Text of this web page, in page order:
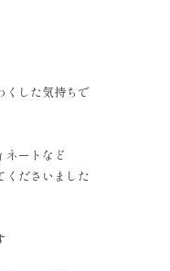
くした気持ちで
ネートなど
くださいました